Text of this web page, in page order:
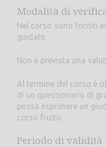
Modalità di
Nel corso sono forniti
guidate.
Non è prevista una
Al termine del corso è
di un questionario di
possa esprimere un
corso fruito.
Periodo di validità